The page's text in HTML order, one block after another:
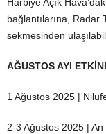
bağlantılarına, Radar
sekmesinden
AĞUSTOS AYI
1 Ağustos 2025 |
2-3 Ağustos 2025 |